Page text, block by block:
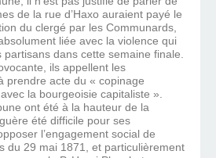
de la rue d’Haxo auraient payé le
du clergé par les Communards,
liée avec la violence qui
dans cette semaine finale.
ils appellent les
prendre acte du « copinage
la bourgeoisie capitaliste ».
ont été à la hauteur de la
été difficile pour ses
l’engagement social de
du 29 mai 1871, et particulièrement